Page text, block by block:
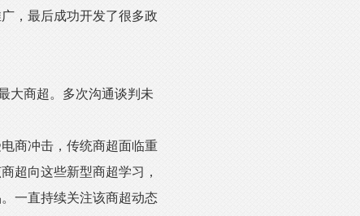
，最后成功开发了很多政
商超。多次沟通谈判未
商冲击，传统商超面临重
超向这些新型商超学习，
一直持续关注该商超动态